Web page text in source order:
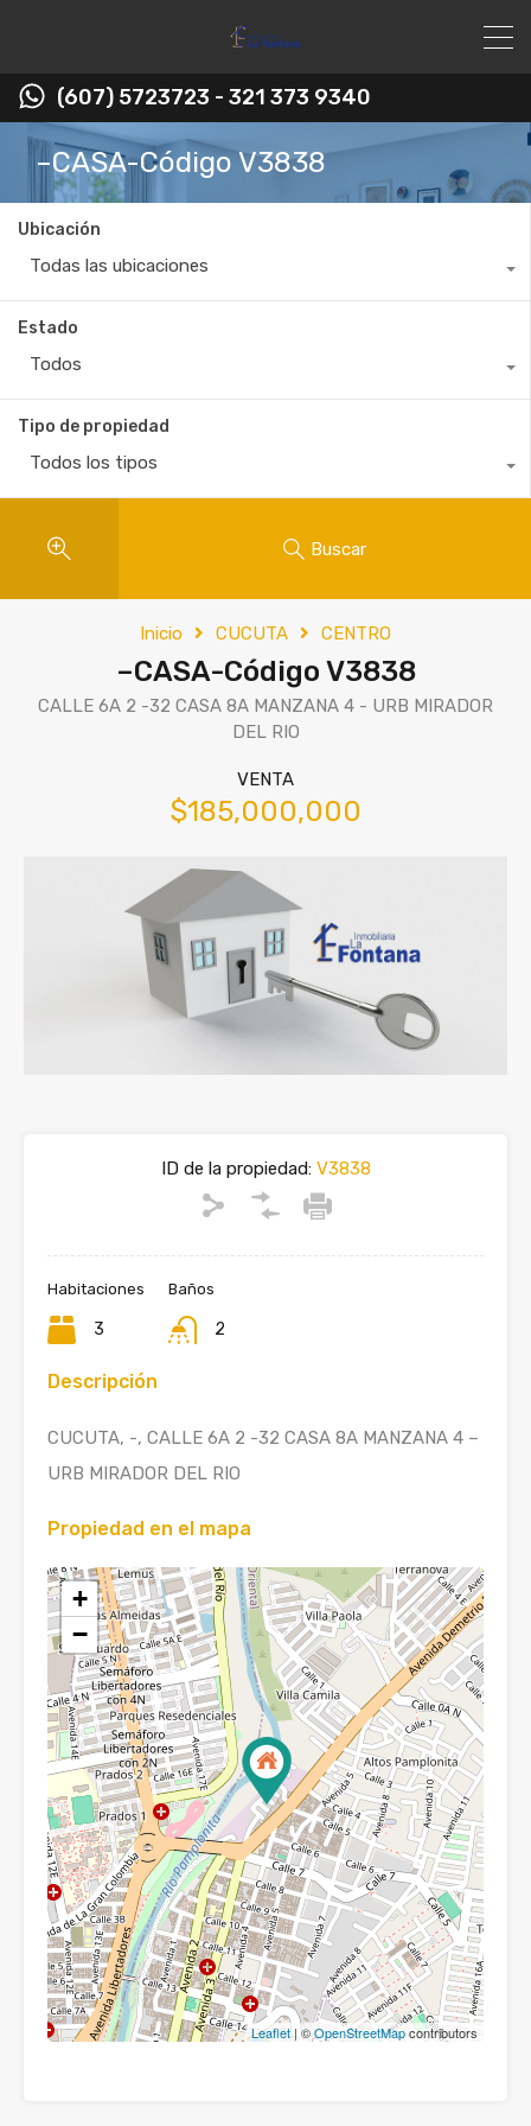
(607) 5723723 - 321 373 9340
–CASA-Código V3838
Ubicación
Todas las ubicaciones
Estado
Todos
Tipo de propiedad
Todos los tipos
Buscar
Inicio CUCUTA CENTRO
–CASA-Código V3838
CALLE 6A 2 -32 CASA 8A MANZANA 4 - URB MIRADOR
DEL RIO
VENTA
$185,000,000
ID de la propiedad:V3838
Habitaciones
3
Baños
2
Descripción
CUCUTA, -, CALLE 6A 2 -32 CASA 8A MANZANA 4 –
URB MIRADOR DEL RIO
Propiedad en el mapa
+
−
Leaflet| ©OpenStreetMapcontributors